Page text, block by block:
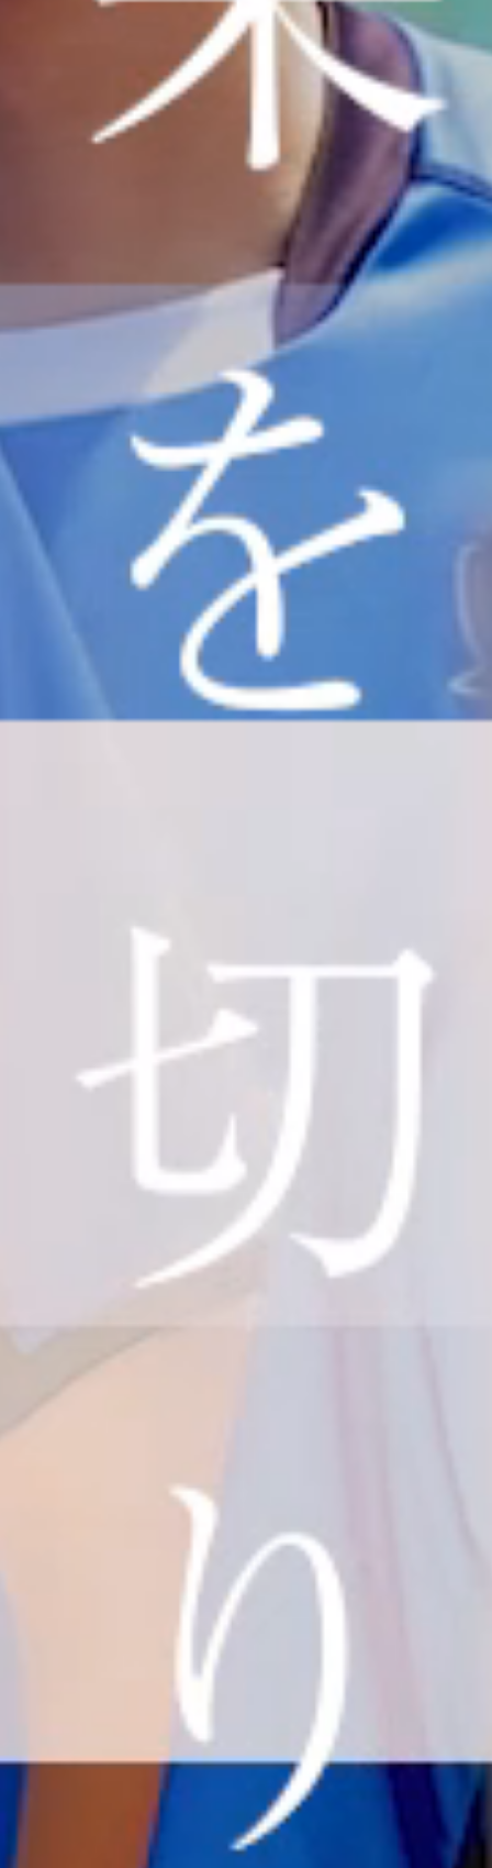
学ぶん
だろ
う？
は、な
にがし
たいん
だろ